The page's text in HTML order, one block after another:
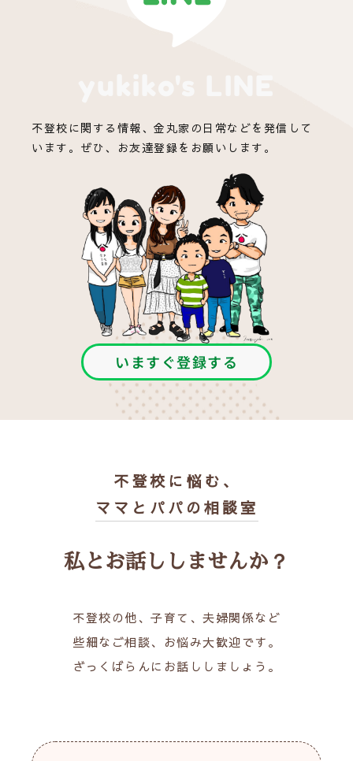
不登校に関する情報、金丸家の日常などを発信して
います。ぜひ、お友達登録をお願いします。
いますぐ登録する
不登校に悩む、
ママとパパの相談室
私とお話ししませんか？
不登校の他、子育て、夫婦関係など
些細なご相談、お悩み大歓迎です。
ざっくばらんにお話ししましょう。